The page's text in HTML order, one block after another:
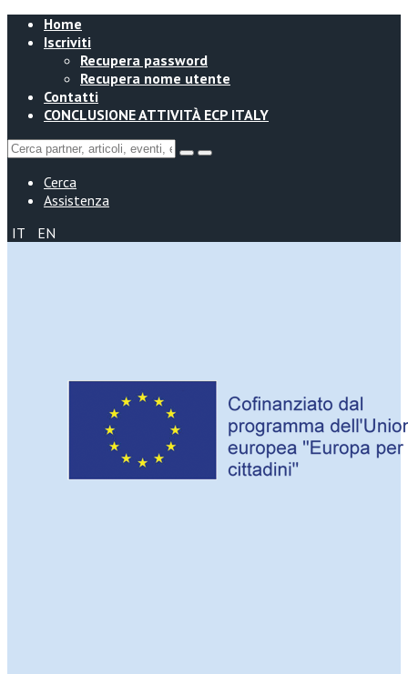
Home
Iscriviti
Recupera password
Recupera nome utente
Contatti
CONCLUSIONE ATTIVITÀ ECP ITALY
Cerca
Assistenza
IT
EN